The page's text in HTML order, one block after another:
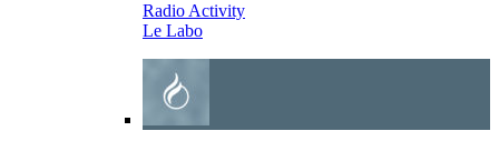
Radio Activity
Le Labo